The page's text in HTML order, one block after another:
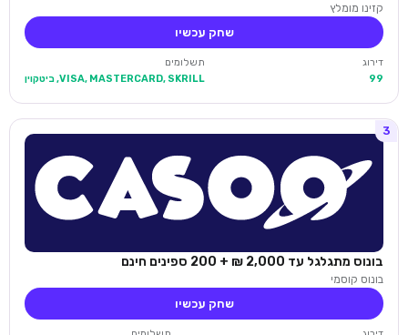
קזינו מומלץ
שחק עכשיו
דירוג
99
תשלומים
VISA, MASTERCARD, SKRILL, ביטקוין
3
בונוס מתגלגל עד 2,000 ₪ + 200 ספינים חינם
בונוס קוסמי
שחק עכשיו